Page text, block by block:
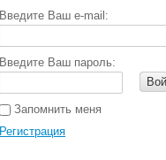
Введите Ваш e-mail:
Введите Ваш пароль:
Запомнить меня
Регистрация